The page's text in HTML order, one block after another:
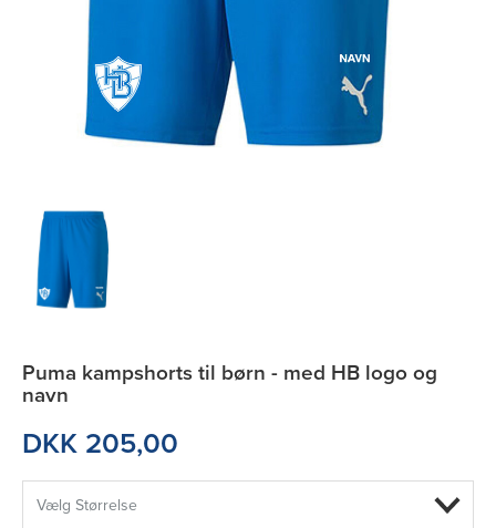
Puma kampshorts til børn - med HB logo og
navn
DKK 205,00